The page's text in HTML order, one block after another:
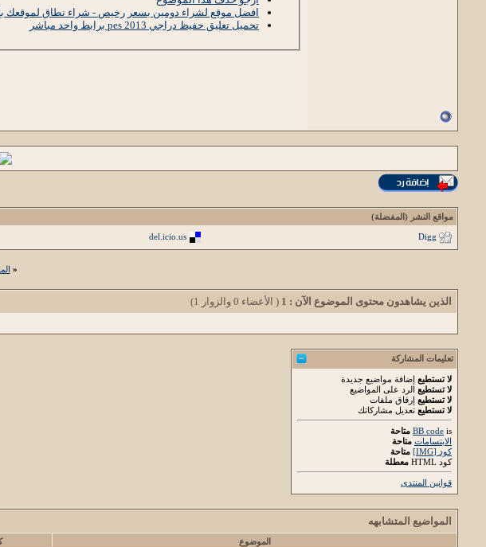
افضل موقع لشراء دومين بسعر رخيص - شراء نطاق لموقعك
تحميل تعليق حفيظ دراجي pes 2013 برابط واحد مباشر
مواقع النشر (المفضلة)
Digg
del.icio.us
«
الذين يشاهدون محتوى الموضوع الآن : 1 ( الأعضاء 0 والزوار 1)
تعليمات المشاركة
لا تستطيع إضافة مواضيع جديدة
لا تستطيع الرد على المواضيع
لا تستطيع إرفاق ملفات
لا تستطيع تعديل مشاركاتك
BB code is
متاحة
الابتسامات متاحة
كود [IMG]
متاحة
كود HTML
معطلة
قوانين المنتدى
المواضيع المتشابهه
الموضوع